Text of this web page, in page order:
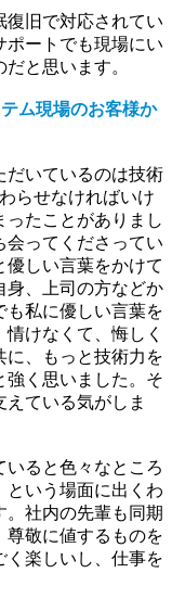
復旧で対応されてい
ポートでも現場にい
と思います。
ム現場のお客様か
だいているのは技術
らせなければいけ
ったことがありまし
会ってくださってい
優しい言葉をかけて
身、上司の方などか
も私に優しい言葉を
けなくて、悔しく
に、もっと技術力を
強く思いました。そ
ている気がしま
いると色々なところ
という場面に出くわ
。社内の先輩も同期
尊敬に値するものを
く楽しいし、仕事を